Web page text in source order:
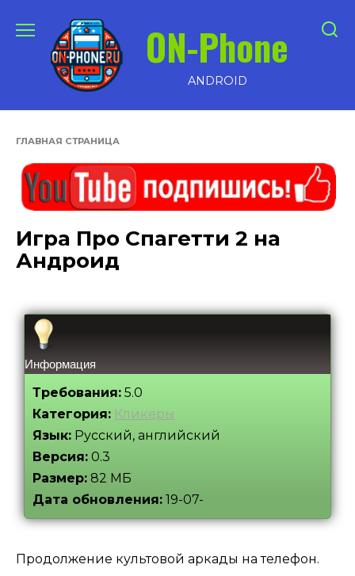
содержанию
ON-Phone
ANDROID
ГЛАВНАЯ СТРАНИЦА
Игра Про Спагетти 2 на
Андроид
Информация
Требования: 5.0
Категория: Кликеры
Язык: Русский, английский
Версия: 0.3
Размер: 82 МБ
Дата обновления: 19-07-
Продолжение культовой аркады на телефон.